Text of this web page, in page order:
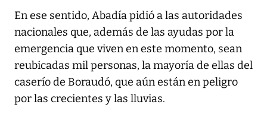
En ese sentido, Abadía pidió a las autoridades
nacionales que, además de las ayudas por la
emergencia que viven en este momento, sean
reubicadas mil personas, la mayoría de ellas del
caserío de Boraudó, que aún están en peligro
por las crecientes y las lluvias.